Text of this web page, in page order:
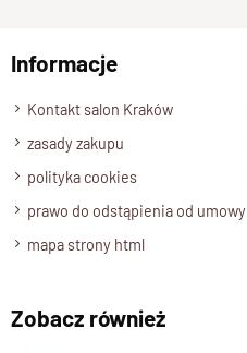
Wyślij opinię
Informacje
Kontakt salon Kraków
zasady zakupu
polityka cookies
prawo do odstąpienia od umowy
mapa strony html
Zobacz również